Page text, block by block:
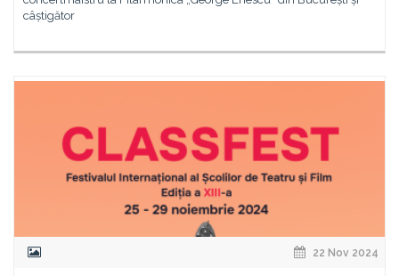
câștigător
22 Nov 2024